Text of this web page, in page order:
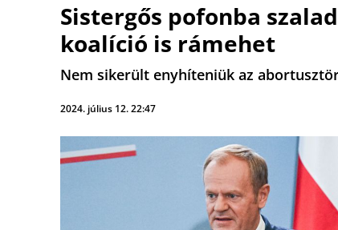
Sistergős pofonba
koalíció is rámehet
Nem sikerült enyhíteniük az
2024. július 12. 22:47